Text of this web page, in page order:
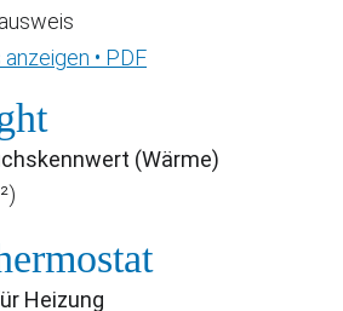
• PDF
(Wärme)
Heizung